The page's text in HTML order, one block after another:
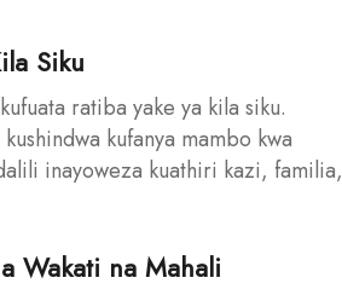
Siku
ratiba yake ya kila siku.
kufanya mambo kwa
inayoweza kuathiri kazi, familia,
Wakati na Mahali